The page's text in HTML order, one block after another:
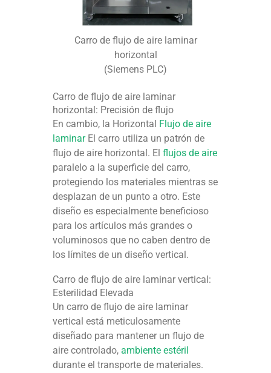
Carro de flujo de aire laminar
horizontal
(Siemens PLC)
Carro de flujo de aire laminar
horizontal: Precisión de flujo
En cambio, la Horizontal Flujo de aire
laminarEl carro utiliza un patrón de
flujo de aire horizontal. Elflujos de aire
paralelo a la superficie del carro,
protegiendo los materiales mientras se
desplazan de un punto a otro. Este
diseño es especialmente beneficioso
para los artículos más grandes o
voluminosos que no caben dentro de
los límites de un diseño vertical.
Carro de flujo de aire laminar vertical:
Esterilidad Elevada
Un carro de flujo de aire laminar
vertical está meticulosamente
diseñado para mantener un flujo de
aire controlado,ambiente estéril
durante el transporte de materiales.